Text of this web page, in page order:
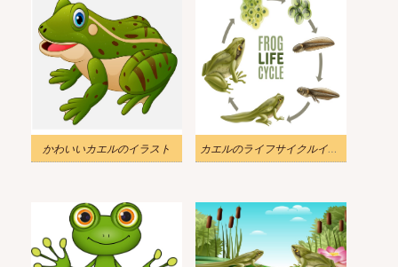
かわいいカエルのイラスト カエルのライフサイクルイラスト